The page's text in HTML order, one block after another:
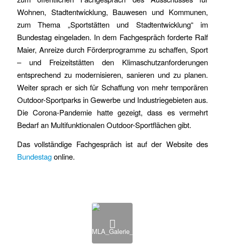
Wohnen, Stadtentwicklung, Bauwesen und Kommunen,
zum Thema „Sportstätten und Stadtentwicklung“ im
Bundestag eingeladen. In dem Fachgespräch forderte Ralf
Maier, Anreize durch Förderprogramme zu schaffen, Sport
– und Freizeitstätten den Klimaschutzanforderungen
entsprechend zu modernisieren, sanieren und zu planen.
Weiter sprach er sich für Schaffung von mehr temporären
Outdoor-Sportparks in Gewerbe und Industriegebieten aus.
Die Corona-Pandemie hatte gezeigt, dass es vermehrt
Bedarf an Multifunktionalen Outdoor-Sportflächen gibt.
Das vollständige Fachgespräch ist auf der Website des
Bundestagonline.